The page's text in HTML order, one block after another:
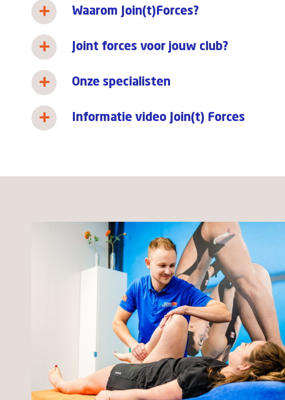
Waarom Join(t)Forces?
Joint forces voor jouw club?
Onze specialisten
Informatie video Join(t) Forces